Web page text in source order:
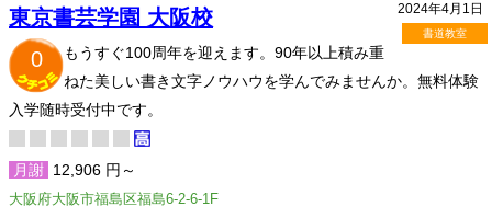
2024年4月1日
書道教室
東京書芸学園 大阪校
0
もうすぐ100周年を迎えます。90年以上積み重
ねた美しい書き文字ノウハウを学んでみませんか。無料体験
入学随時受付中です。
月謝 12,906 円～
大阪府大阪市福島区福島6-2-6-1F